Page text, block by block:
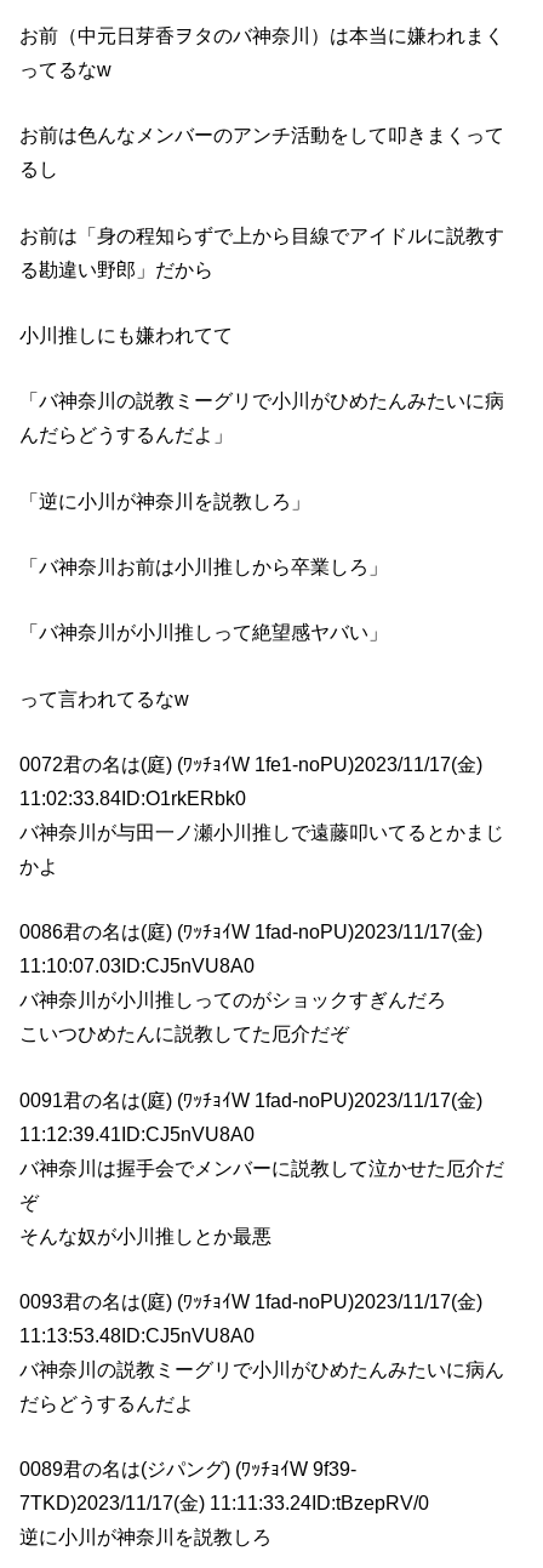
お前（中元日芽香ヲタのバ神奈川）は本当に嫌われまく
ってるなw
お前は色んなメンバーのアンチ活動をして叩きまくって
るし
お前は「身の程知らずで上から目線でアイドルに説教す
る勘違い野郎」だから
小川推しにも嫌われてて
「バ神奈川の説教ミーグリで小川がひめたんみたいに病
んだらどうするんだよ」
「逆に小川が神奈川を説教しろ」
「バ神奈川お前は小川推しから卒業しろ」
「バ神奈川が小川推しって絶望感ヤバい」
って言われてるなw
0072君の名は(庭) (ﾜｯﾁｮｲW 1fe1-noPU)2023/11/17(金)
11:02:33.84ID:O1rkERbk0
バ神奈川が与田一ノ瀬小川推しで遠藤叩いてるとかまじ
かよ
0086君の名は(庭) (ﾜｯﾁｮｲW 1fad-noPU)2023/11/17(金)
11:10:07.03ID:CJ5nVU8A0
バ神奈川が小川推しってのがショックすぎんだろ
こいつひめたんに説教してた厄介だぞ
0091君の名は(庭) (ﾜｯﾁｮｲW 1fad-noPU)2023/11/17(金)
11:12:39.41ID:CJ5nVU8A0
バ神奈川は握手会でメンバーに説教して泣かせた厄介だ
ぞ
そんな奴が小川推しとか最悪
0093君の名は(庭) (ﾜｯﾁｮｲW 1fad-noPU)2023/11/17(金)
11:13:53.48ID:CJ5nVU8A0
バ神奈川の説教ミーグリで小川がひめたんみたいに病ん
だらどうするんだよ
0089君の名は(ジパング) (ﾜｯﾁｮｲW 9f39-
7TKD)2023/11/17(金) 11:11:33.24ID:tBzepRV/0
逆に小川が神奈川を説教しろ